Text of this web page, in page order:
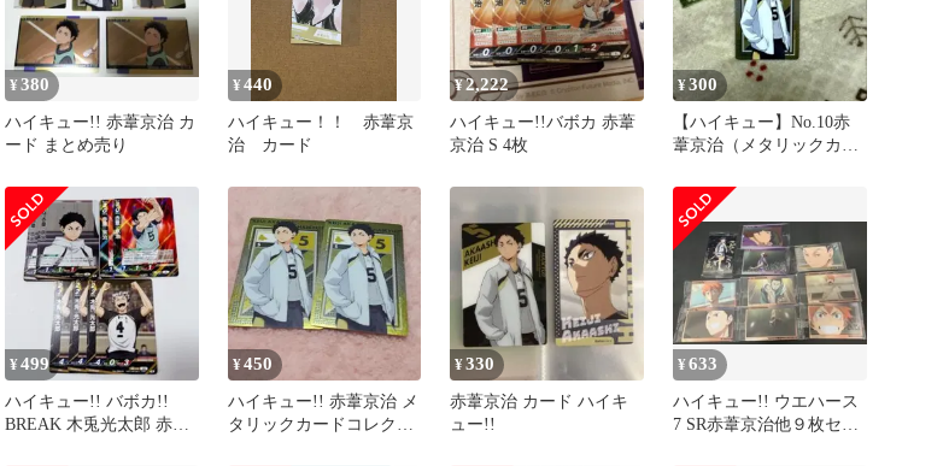
¥380
ハイキュー!! 赤葦京治 カ
ード まとめ売り
¥440
ハイキュー！！ 赤葦京
治 カード
¥2,222
ハイキュー!!バボカ 赤葦
京治 S 4枚
¥300
【ハイキュー】No.10赤
葦京治（メタリックカー
¥499
ハイキュー!! バボカ!!
BREAK 木兎光太郎 赤葦
¥450
ハイキュー!! 赤葦京治 メ
タリックカードコレクシ
¥330
赤葦京治 カード ハイキ
ュー!!
¥633
ハイキュー!! ウエハース
7 SR赤葦京治他９枚セッ